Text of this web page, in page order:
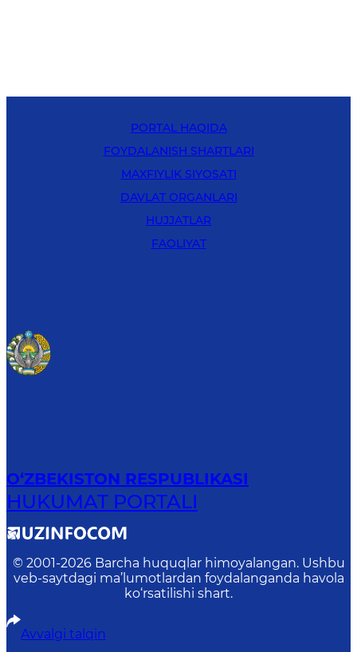
PORTAL HAQIDA
FOYDALANISH SHARTLARI
MAXFIYLIK SIYOSATI
DAVLAT ORGANLARI
HUJJATLAR
FAOLIYAT
O‘ZBEKISTON RESPUBLIKASI
HUKUMAT PORTALI
© 2001-2026 Barcha huquqlar himoyalangan. Ushbu
veb-saytdagi ma’lumotlardan foydalanganda havola
ko‘rsatilishi shart.
Avvalgi talqin